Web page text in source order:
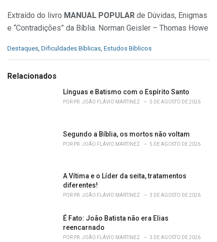
Extraído do livro MANUAL POPULAR de Dúvidas, Enigmas
e “Contradições” da Bíblia. Norman Geisler – Thomas Howe
C
e
Destaques Dificuldades Bíblicas Estudos Bíblicos
Relacionados
Línguas e Batismo com o Espírito Santo
POR PR. JOÃO FLÁVIO MARTINEZ 5 DE AGOSTO DE 2026
Segundo a Bíblia, os mortos não voltam
POR PR. JOÃO FLÁVIO MARTINEZ 5 DE AGOSTO DE 2026
A Vítima e o Líder da seita, tratamentos
diferentes!
POR PR. JOÃO FLÁVIO MARTINEZ 3 DE AGOSTO DE 2026
É Fato: João Batista não era Elias
reencarnado
POR PR. JOÃO FLÁVIO MARTINEZ 3 DE AGOSTO DE 2026